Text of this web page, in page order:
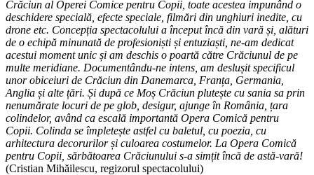
Crăciun al Operei Comice pentru Copii, toate acestea impunând o
deschidere specială, efecte speciale, filmări din unghiuri inedite, cu
drone etc. Concepția spectacolului a început încă din vară și, alături
de o echipă minunată de profesioniști și entuziaști, ne-am dedicat
acestui moment unic și am deschis o poartă către Crăciunul de pe
multe meridiane. Documentându-ne intens, am deslușit specificul
unor obiceiuri de Crăciun din Danemarca, Franța, Germania,
Anglia și alte țări. Și după ce Moș Crăciun plutește cu sania sa prin
nenumărate locuri de pe glob, desigur, ajunge în România, țara
colindelor, având ca escală importantă Opera Comică pentru
Copii. Colinda se împletește astfel cu baletul, cu poezia, cu
arhitectura decorurilor și culoarea costumelor. La Opera Comică
pentru Copii, sărbătoarea Crăciunului s-a simțit încă de astă-vară!
(Cristian Mihăilescu, regizorul spectacolului)